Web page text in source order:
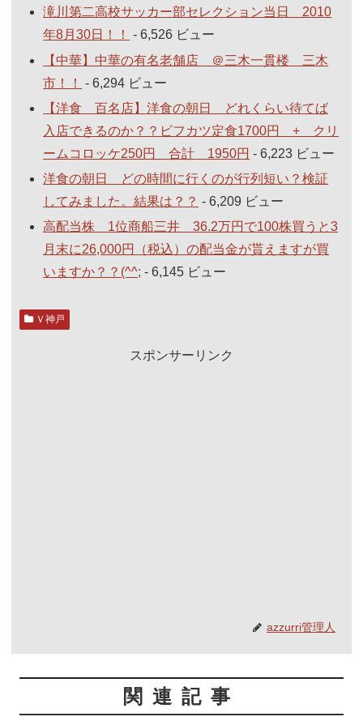
滝川第二高校サッカー部セレクション当日 2010
年8月30日！！
- 6,526 ビュー
【中華】中華の有名老舗店 ＠三木一貫楼 三木
市！！
- 6,294 ビュー
【洋食 百名店】洋食の朝日 どれくらい待てば
入店できるのか？？ビフカツ定食1700円 + クリ
ームコロッケ250円 合計 1950円 - 6,223 ビュー
洋食の朝日 どの時間に行くのが行列短い？検証
してみました。結果は？？ - 6,209 ビュー
高配当株 1位商船三井 36.2万円で100株買うと3
月末に26,000円（税込）の配当金が貰えますが買
いますか？？(^^; - 6,145 ビュー
Ｖ神戸
スポンサーリンク
azzurri管理人
関連記事